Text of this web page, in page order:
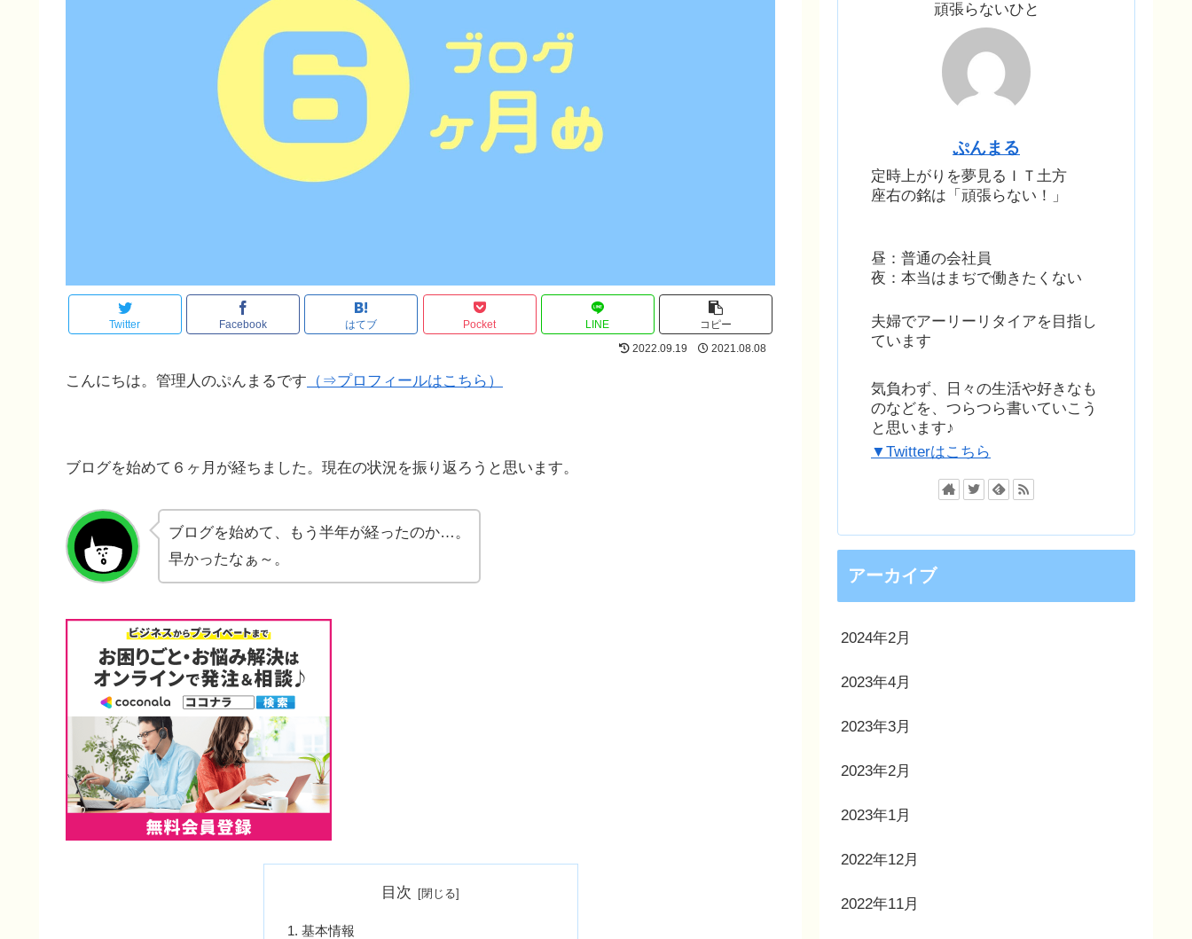
Twitter Facebook はてブ Pocket LINE
コピー
2022.09.19
2021.08.08
こんにちは。管理人のぷんまるです （⇒プロフィールはこちら）
ブログを始めて６ヶ月が経ちました。現在の状況を振り返ろうと思います。
ブログを始めて、もう半年が経ったのか…。
早かったなぁ～。
目次
基本情報
頑張らないひと
ぷんまる
定時上がりを夢見るＩＴ土方
座右の銘は「頑張らない！」
昼：普通の会社員
夜：本当はまぢで働きたくない
夫婦でアーリーリタイアを目指し
ています
気負わず、日々の生活や好きなも
のなどを、つらつら書いていこう
と思います♪
▼Twitterはこちら
アーカイブ
2024年2月
2023年4月
2023年3月
2023年2月
2023年1月
2022年12月
2022年11月